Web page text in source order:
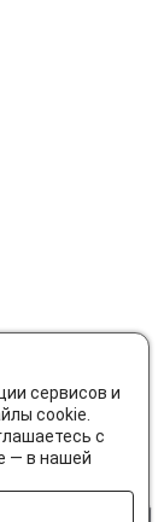
сервисов и
cookie.
с
— в нашей